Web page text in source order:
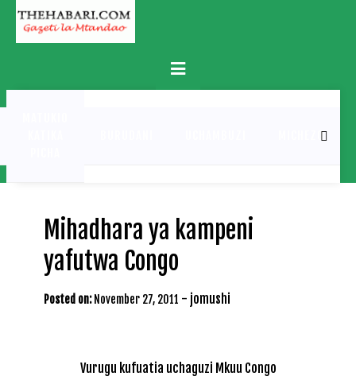
Skip
content
Primary
Menu
MICHEZO
Mihadhara ya kampeni
yafutwa Congo
Posted on: November 27, 2011 - jomushi
Vurugu kufuatia uchaguzi Mkuu Congo